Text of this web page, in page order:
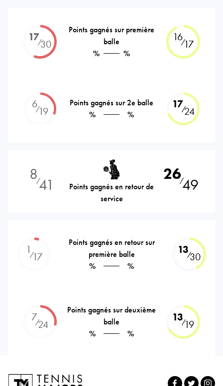
17⁄30
Points gagnés sur première
balle
%
%
16⁄17
6⁄19
Points gagnés sur 2e balle
%
%
17⁄24
8⁄41
Points gagnés en retour de
service
26⁄49
1⁄17
Points gagnés en retour sur
première balle
%
%
13⁄30
7⁄24
Points gagnés sur deuxième
balle
%
%
13⁄19